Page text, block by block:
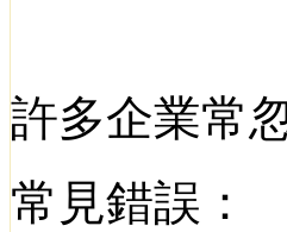
許多企業常
常見錯誤：